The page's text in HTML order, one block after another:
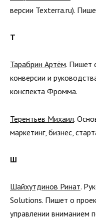
версии Texterra.ru).
Т
Тарабрин Артём. Пишет
конверсии и
конспекта Фромма.
Терентьев Михаил.
маркетинг, бизнес,
Ш
Шайхутдинов Ринат.
Solutions. Пишет о
управлении вниманием